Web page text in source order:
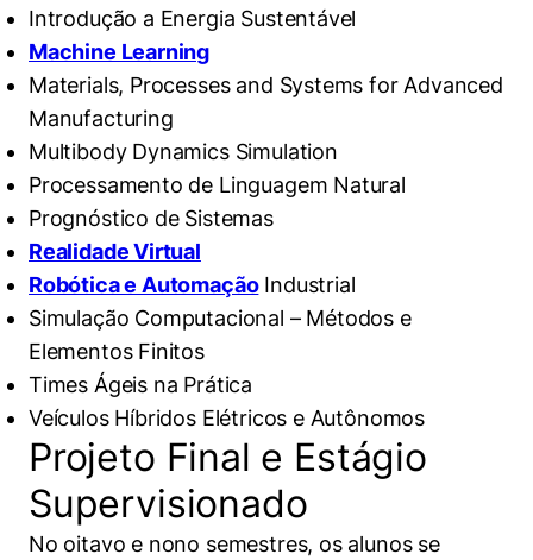
Introdução a Energia Sustentável
Machine Learning
Materials, Processes and Systems for Advanced
Manufacturing
Multibody Dynamics Simulation
Processamento de Linguagem Natural
Prognóstico de Sistemas
Realidade Virtual
Robótica e AutomaçãoIndustrial
Simulação Computacional – Métodos e
Elementos Finitos
Times Ágeis na Prática
Veículos Híbridos Elétricos e Autônomos
Projeto Final e Estágio
Supervisionado
No oitavo e nono semestres, os alunos se